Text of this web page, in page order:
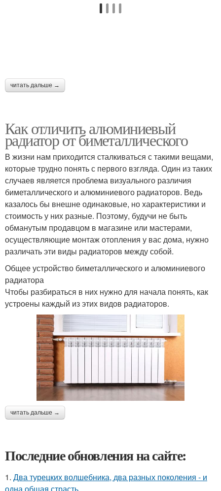
читать дальше →
Как отличить алюминиевый
радиатор от биметаллического
В жизни нам приходится сталкиваться с такими вещами,
которые трудно понять с первого взгляда. Один из таких
случаев является проблема визуального различия
биметаллического и алюминиевого радиаторов. Ведь
казалось бы внешне одинаковые, но характеристики и
стоимость у них разные. Поэтому, будучи не быть
обманутым продавцом в магазине или мастерами,
осуществляющие монтаж отопления у вас дома, нужно
различать эти виды радиаторов между собой.
Общее устройство биметаллического и алюминиевого
радиатора
Чтобы разбираться в них нужно для начала понять, как
устроены каждый из этих видов радиаторов.
читать дальше →
Последние обновления на сайте:
1. Два турецких волшебника, два разных поколения - и